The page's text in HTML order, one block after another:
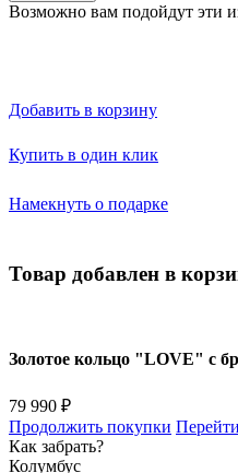
Возможно вам подойдут эти
Добавить в корзину
Купить в один клик
Намекнуть о подарке
Товар добавлен в
Золотое кольцо "LOVE" с
79 990 ₽
Продолжить покупки
Как забрать?
Колумбус